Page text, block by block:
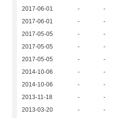
2017-06-01
- -
2017-06-01
- -
2017-05-05
- -
2017-05-05
- -
2017-05-05
- -
2014-10-06
- -
2014-10-06
- -
2013-11-18
- -
2013-03-20
- -